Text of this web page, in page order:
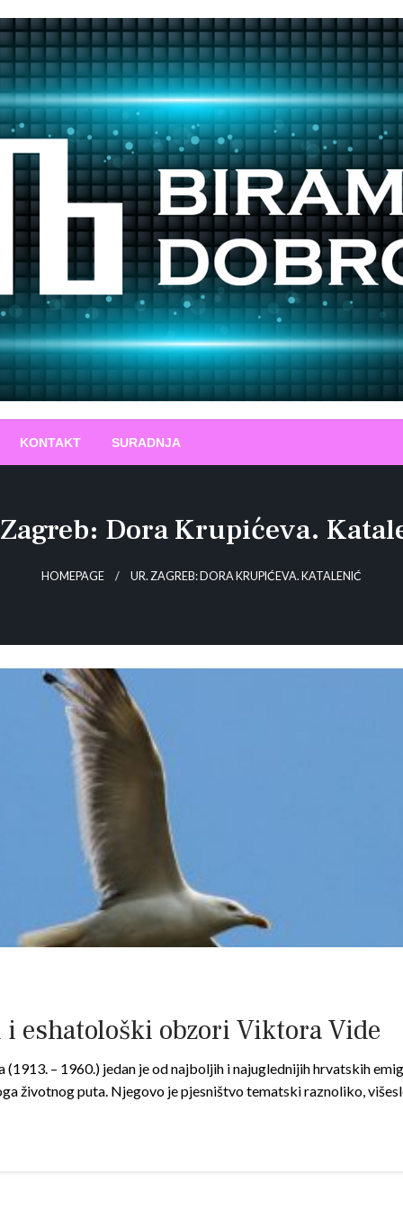
KONTAKT SURADNJA
Dora Krupićeva.
HOMEPAGE UR. ZAGREB: DORA KRUPIĆEVA. KATALENIĆ
eshatološki obzori Viktora Vide
– 1960.) jedan je od najboljih i najuglednijih hrvatskih
životnog puta. Njegovo je pjesništvo tematski raznoliko,